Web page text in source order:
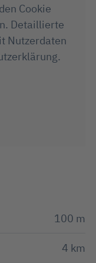
Cookie
Detaillierte
Nutzerdaten
100 m
4 km